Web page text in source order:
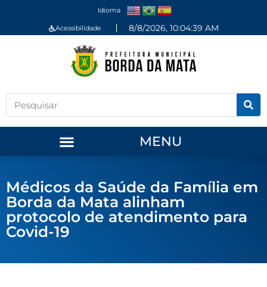
Idioma
Acessibilidade 8/8/2026, 10:04:39 AM
MENU
Médicos da Saúde da Família em
Borda da Mata alinham
protocolo de atendimento para
Covid-19